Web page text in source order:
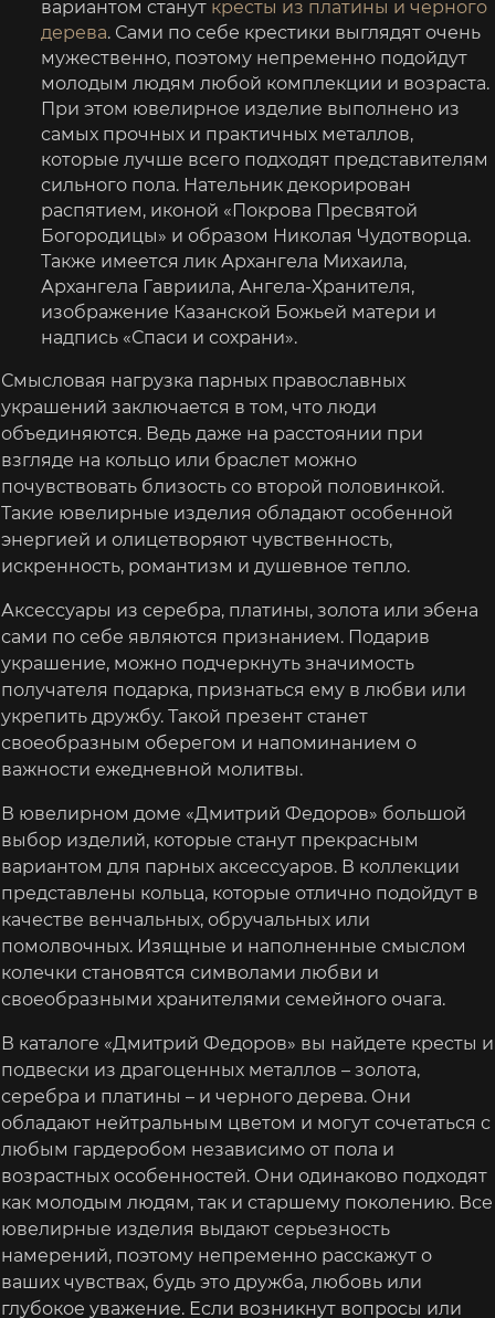
вариантом станут кресты из платины и черного
дерева. Сами по себе крестики выглядят очень
мужественно, поэтому непременно подойдут
молодым людям любой комплекции и возраста.
При этом ювелирное изделие выполнено из
самых прочных и практичных металлов,
которые лучше всего подходят представителям
сильного пола. Нательник декорирован
распятием, иконой «Покрова Пресвятой
Богородицы» и образом Николая Чудотворца.
Также имеется лик Архангела Михаила,
Архангела Гавриила, Ангела-Хранителя,
изображение Казанской Божьей матери и
надпись «Спаси и сохрани».
Смысловая нагрузка парных православных
украшений заключается в том, что люди
объединяются. Ведь даже на расстоянии при
взгляде на кольцо или браслет можно
почувствовать близость со второй половинкой.
Такие ювелирные изделия обладают особенной
энергией и олицетворяют чувственность,
искренность, романтизм и душевное тепло.
Аксессуары из серебра, платины, золота или эбена
сами по себе являются признанием. Подарив
украшение, можно подчеркнуть значимость
получателя подарка, признаться ему в любви или
укрепить дружбу. Такой презент станет
своеобразным оберегом и напоминанием о
важности ежедневной молитвы.
В ювелирном доме «Дмитрий Федоров» большой
выбор изделий, которые станут прекрасным
вариантом для парных аксессуаров. В коллекции
представлены кольца, которые отлично подойдут в
качестве венчальных, обручальных или
помолвочных. Изящные и наполненные смыслом
колечки становятся символами любви и
своеобразными хранителями семейного очага.
В каталоге «Дмитрий Федоров» вы найдете кресты и
подвески из драгоценных металлов – золота,
серебра и платины – и черного дерева. Они
обладают нейтральным цветом и могут сочетаться с
любым гардеробом независимо от пола и
возрастных особенностей. Они одинаково подходят
как молодым людям, так и старшему поколению. Все
ювелирные изделия выдают серьезность
намерений, поэтому непременно расскажут о
ваших чувствах, будь это дружба, любовь или
глубокое уважение. Если возникнут вопросы или